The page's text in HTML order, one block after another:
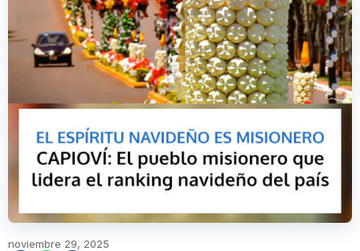
noviembre 29, 2025